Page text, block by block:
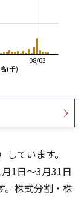
(千)
08/03
300
350
450
500
100
200
ています。
1日～3月31日
。株式分割・株